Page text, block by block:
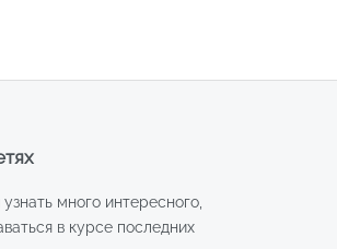
много интересного,
в курсе последних